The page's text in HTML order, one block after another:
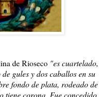
de Rioseco "es cuartelado,
gules y dos caballos en su
fondo de plata, rodeado de